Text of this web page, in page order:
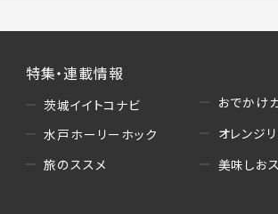
特集・連載情報
茨城イイトコナビ
水戸ホーリーホック
旅のススメ
おでかけ
オレンジ
美味しお